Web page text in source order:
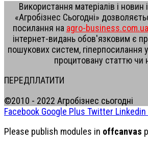
Використання матеріалів і новин
«Агробізнес Сьогодні»
посилання на agro-business.com.ua
інтернет-видань обов'язковим є
пошукових систем, гіперпосилання
процитовану статтю чи
ПЕРЕДПЛАТИТИ
©2010 - 2022 Агробізнес сьогодні
Facebook Google Plus Twitter Linkedin
Please publish modules in offcanvas